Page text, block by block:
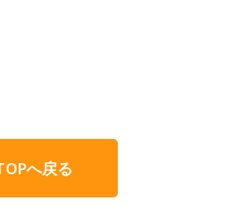
へ戻る